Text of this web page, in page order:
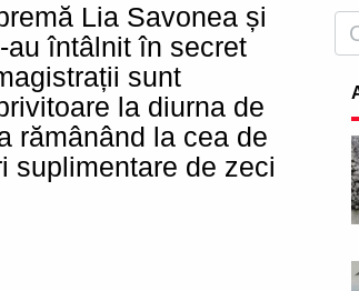
Lia Savonea și
au întâlnit în secret
sunt
la diurna de
rămânând la cea de
suplimentare de zeci